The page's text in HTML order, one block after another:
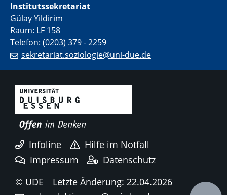
Institutssekretariat
Gülay Yildirim
Raum: LF 158
Telefon: (0203) 379 - 2259
sekretariat.soziologie@uni-due.de
Infoline
Hilfe im Notfall
Impressum
Datenschutz
© UDE
Letzte Änderung: 22.04.2026